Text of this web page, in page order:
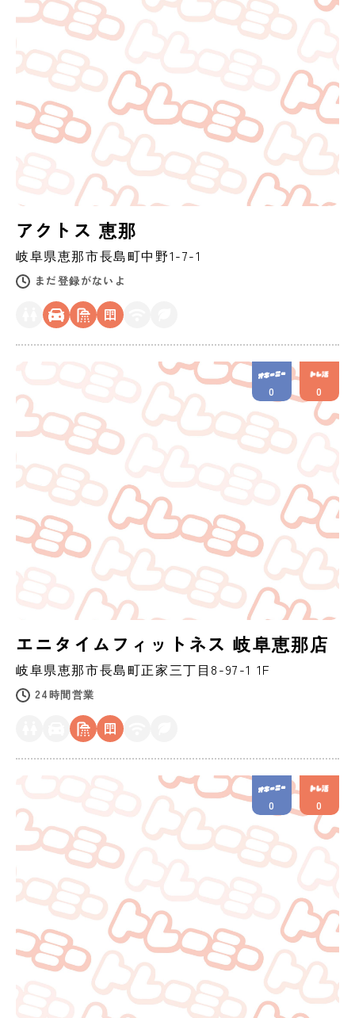
アクトス 恵那
岐阜県恵那市長島町中野1-7-1
まだ登録がないよ
エニタイムフィットネス 岐阜恵那店
岐阜県恵那市長島町正家三丁目8-97-1 1F
24時間営業
0 0
0 0